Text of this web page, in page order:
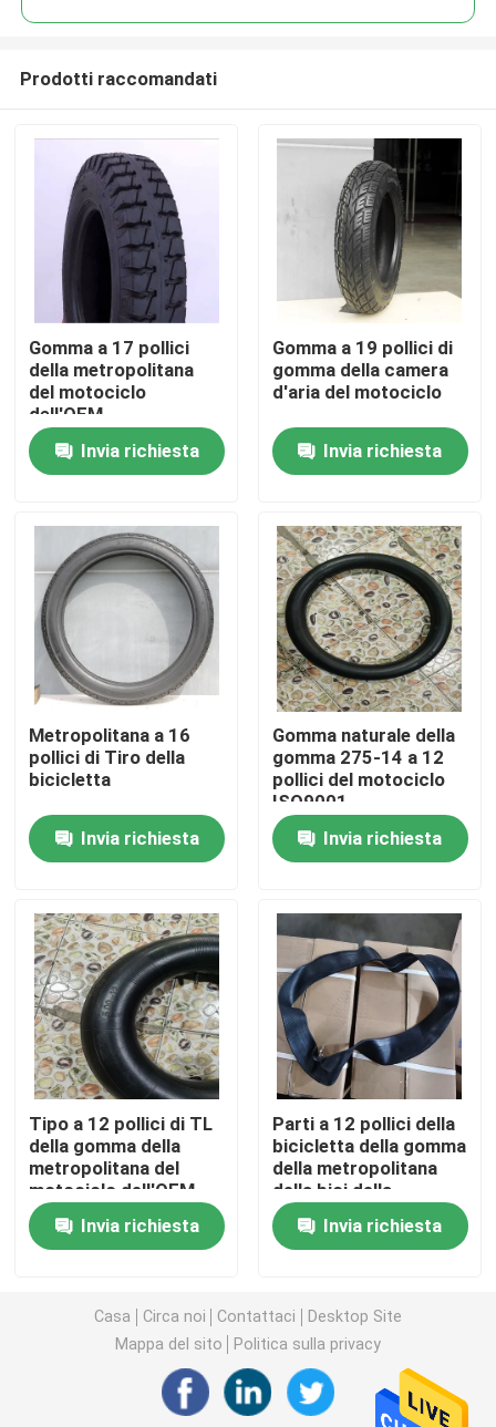
Casa
Prodotti
Chi siamo
Controllo di qualità
Contattaci
notizie
Tutti i casi
Gomma della metropolitana del motociclo
Gomma del motociclo della via
Gomma del motociclo di Off Road
Gomma del triciclo
Gomma del motorino del motociclo
Gomma elettrica del motociclo
Camera d'aria del triciclo
Prodotti raccomandati
Gomma a 17 pollici
della metropolitana
del motociclo
dell'OEM
Invia richiesta
Gomma a 19 pollici di
gomma della camera
d'aria del motociclo
Invia richiesta
Metropolitana a 16
pollici di Tiro della
bicicletta
Invia richiesta
Gomma naturale della
gomma 275-14 a 12
pollici del motociclo
ISO9001
Invia richiesta
Tipo a 12 pollici di TL
della gomma della
metropolitana del
motociclo dell'OEM
con gomma naturale
Invia richiesta
Parti a 12 pollici della
bicicletta della gomma
della metropolitana
della bici della
sporcizia del
motociclo dell'OEM a
17 pollici
Invia richiesta
Casa Circa noi Contattaci
Desktop Site
Mappa del sito
Politica sulla privacy